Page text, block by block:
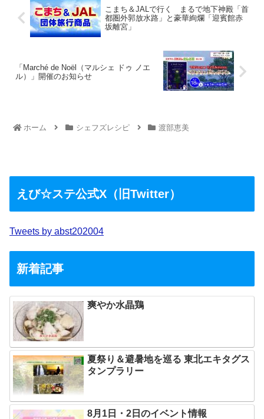
こまち＆JALで行く まるで地下神殿「首
都圏外郭放水路」と豪華絢爛「迎賓館赤
坂離宮」
「Marché de Noël（マルシェ ドゥ ノエ
ル）」開催のお知らせ
ホーム シェフズレシピ 渡部恵美
えび☆ステ公式X（旧Twitter）
Tweets by abst202004
新着記事
爽やか水晶鶏
夏祭り＆避暑地を巡る 東北エキタグス
タンプラリー
8月1日・2日のイベント情報